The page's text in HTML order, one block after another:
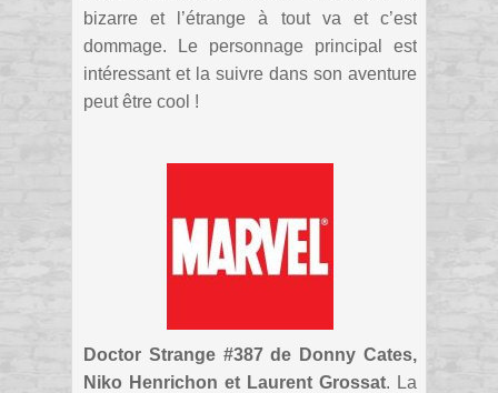
bizarre et l’étrange à tout va et c’est
dommage. Le personnage principal est
intéressant et la suivre dans son aventure
peut être cool !
Doctor Strange #387 de Donny Cates,
Niko Henrichon et Laurent Grossat. La